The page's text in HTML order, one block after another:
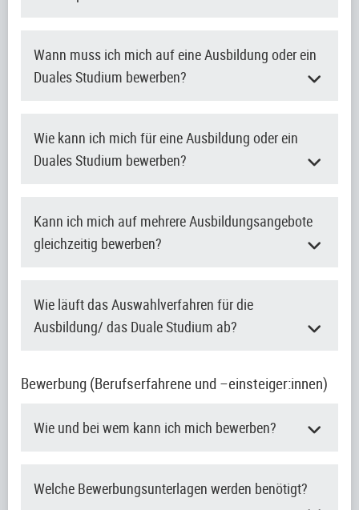
Wann muss ich mich auf eine Ausbildung oder ein
Duales Studium bewerben?
Wie kann ich mich für eine Ausbildung oder ein
Duales Studium bewerben?
Kann ich mich auf mehrere Ausbildungsangebote
gleichzeitig bewerben?
Wie läuft das Auswahlverfahren für die
Ausbildung/ das Duale Studium ab?
Bewerbung (Berufserfahrene und –einsteiger:innen)
Wie und bei wem kann ich mich bewerben?
Welche Bewerbungsunterlagen werden benötigt?